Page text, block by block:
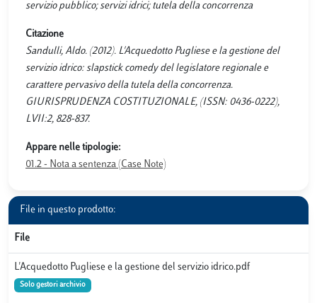
servizio pubblico; servizi idrici; tutela della concorrenza
Citazione
Sandulli, Aldo. (2012). L'Acquedotto Pugliese e la gestione del
servizio idrico: slapstick comedy del legislatore regionale e
carattere pervasivo della tutela della concorrenza.
GIURISPRUDENZA COSTITUZIONALE, (ISSN: 0436-0222),
LVII:2, 828-837.
Appare nelle tipologie:
01.2 - Nota a sentenza (Case Note)
File in questo prodotto:
File
L'Acquedotto Pugliese e la gestione del servizio idrico.pdf
Solo gestori archivio